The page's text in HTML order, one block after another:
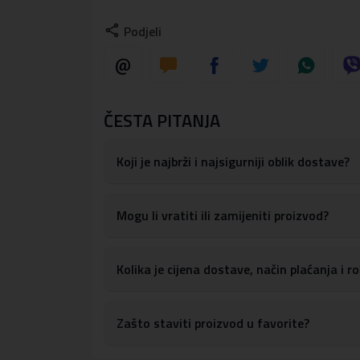
možemo objesiti preko ramena ili ga nositi
Maksimalna duljina: 145 cm
Podjeli
ČESTA PITANJA
Koji je najbrži i najsigurniji oblik dostave?
Mogu li vratiti ili zamijeniti proizvod?
Kolika je cijena dostave, način plaćanja i
Zašto staviti proizvod u favorite?